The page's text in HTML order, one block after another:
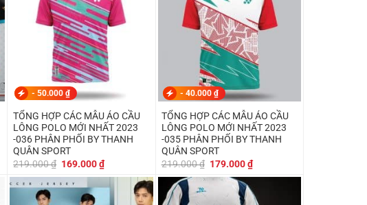
-50.000₫
TỔNG HỢP CÁC MẪU ÁO CẦU
LÔNG POLO MỚI NHẤT 2023
-036 PHÂN PHỐI BY THANH
QUÂN SPORT
219.000₫ Giá
là:
219.000 ₫.
169.000₫Giá
hiện
là:
169.000 ₫.
- 40.000 ₫
TỔNG HỢP CÁC MẪU ÁO CẦU
LÔNG POLO MỚI NHẤT 2023
-035 PHÂN PHỐI BY THANH
QUÂN SPORT
219.000₫ Giá
là:
219.000 ₫.
179.000₫Giá
hiện
là:
179.000 ₫.